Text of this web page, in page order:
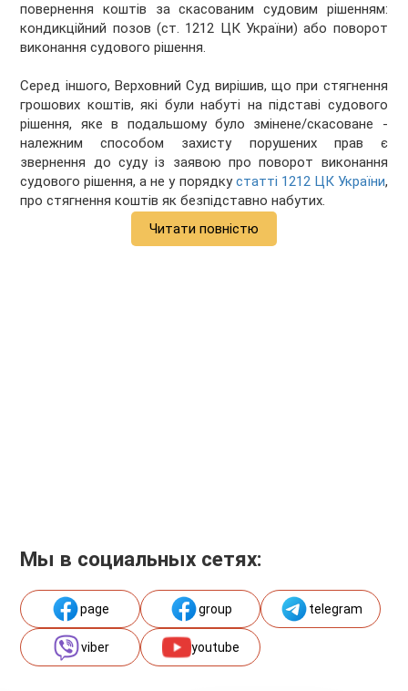
повернення коштів за скасованим судовим рішенням:
кондикційний позов (ст. 1212 ЦК України) або поворот
виконання судового рішення.
Серед іншого, Верховний Суд вирішив, що при стягнення
грошових коштів, які були набуті на підставі судового
рішення, яке в подальшому було змінене/скасоване -
належним способом захисту порушених прав є
звернення до суду із заявою про поворот виконання
судового рішення, а не у порядкустатті 1212 ЦК України,
про стягнення коштів як безпідставно набутих.
Читати повністю
Мы в социальных сетях:
page group telegram
viber youtube